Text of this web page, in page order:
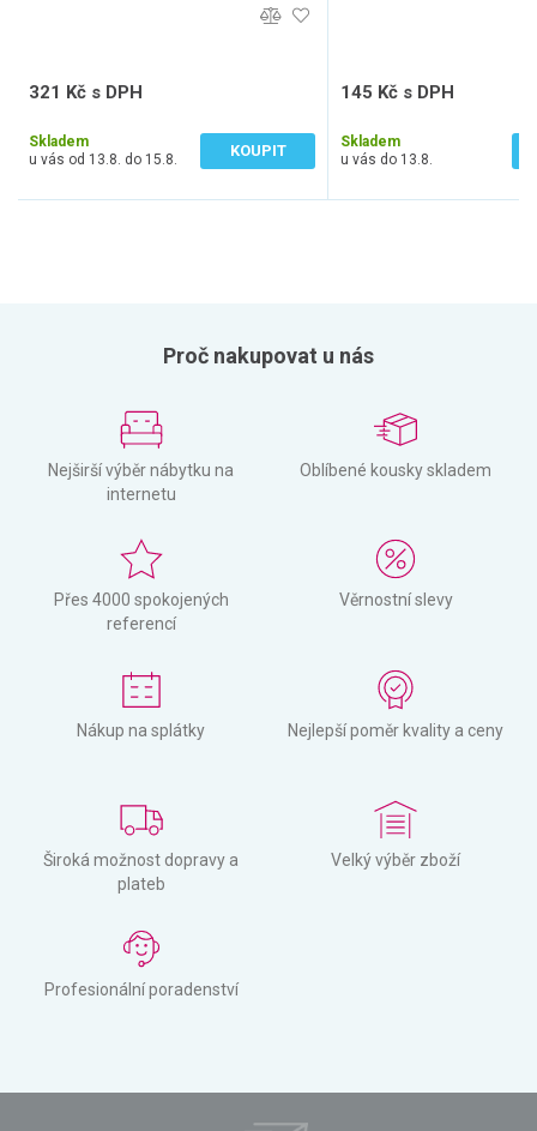
321 Kč s DPH
Skladem
u vás od 13.8. do 15.8.
KOUPIT
145 Kč s DPH
Skladem
u vás do 13.8.
Proč nakupovat u nás
Nejširší výběr nábytku na
internetu
Oblíbené kousky skladem
Přes 4000 spokojených
referencí
Věrnostní slevy
Nákup na splátky Nejlepší poměr kvality a ceny
Široká možnost dopravy a
plateb
Velký výběr zboží
Profesionální poradenství